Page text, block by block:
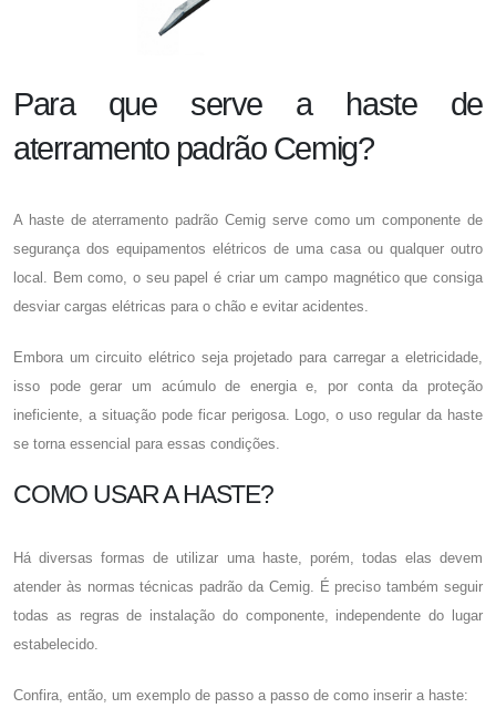
Para que serve a haste de
aterramento padrão Cemig?
A haste de aterramento padrão Cemig serve como um componente de
segurança dos equipamentos elétricos de uma casa ou qualquer outro
local. Bem como, o seu papel é criar um campo magnético que consiga
desviar cargas elétricas para o chão e evitar acidentes.
Embora um circuito elétrico seja projetado para carregar a eletricidade,
isso pode gerar um acúmulo de energia e, por conta da proteção
ineficiente, a situação pode ficar perigosa. Logo, o uso regular da haste
se torna essencial para essas condições.
COMO USAR A HASTE?
Há diversas formas de utilizar uma haste, porém, todas elas devem
atender às normas técnicas padrão da Cemig. É preciso também seguir
todas as regras de instalação do componente, independente do lugar
estabelecido.
Confira, então, um exemplo de passo a passo de como inserir a haste: